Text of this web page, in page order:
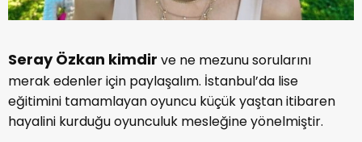
Seray Özkan kimdir ve ne mezunu sorularını
merak edenler için paylaşalım. İstanbul’da lise
eğitimini tamamlayan oyuncu küçük yaştan itibaren
hayalini kurduğu oyunculuk mesleğine yönelmiştir.